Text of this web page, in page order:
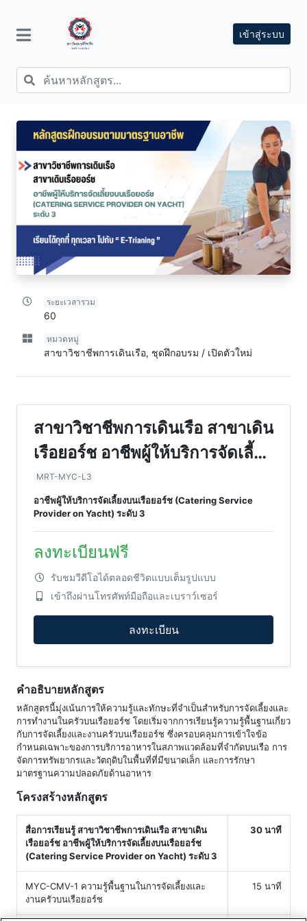
เข้าสู่ระบบ
ระยะเวลารวม
60
หมวดหมู่
สาขาวิชาชีพการเดินเรือ, ชุดฝึกอบรม / เปิดตัวใหม่
สาขาวิชาชีพการเดินเรือ สาขาเดิน
เรือยอร์ช อาชีพผู้ให้บริการจัดเลี้ยง
บนเรือยอร์ช (Catering Service
Provider on Yacht) ระดับ 3
MRT-MYC-L3
อาชีพผู้ให้บริการจัดเลี้ยงบนเรือยอร์ช (Catering Service
Provider on Yacht) ระดับ 3
ลงทะเบียนฟรี
รับชมวีดีโอได้ตลอดชีวิตแบบเต็มรูปแบบ
เข้าถึงผ่านโทรศัพท์มือถือและเบราว์เซอร์
ลงทะเบียน
คำอธิบายหลักสูตร
หลักสูตรนี้มุ่งเน้นการให้ความรู้และทักษะที่จำเป็นสำหรับการจัดเลี้ยงและ
การทำงานในครัวบนเรือยอร์ช โดยเริ่มจากการเรียนรู้ความรู้พื้นฐานเกี่ยว
กับการจัดเลี้ยงและงานครัวบนเรือยอร์ช ซึ่งครอบคลุมการเข้าใจข้อ
กำหนดเฉพาะของการบริการอาหารในสภาพแวดล้อมที่จำกัดบนเรือ การ
จัดการทรัพยากรและวัตถุดิบในพื้นที่ที่มีขนาดเล็ก และการรักษา
มาตรฐานความปลอดภัยด้านอาหาร
โครงสร้างหลักสูตร
สื่อการเรียนรู้ สาขาวิชาชีพการเดินเรือ สาขาเดิน
เรือยอร์ช อาชีพผู้ให้บริการจัดเลี้ยงบนเรือยอร์ช
(Catering Service Provider on Yacht) ระดับ 3
30 นาที
MYC-CMV-1 ความรู้พื้นฐานในการจัดเลี้ยงและ
งานครัวบนเรือยอร์ช
15 นาที